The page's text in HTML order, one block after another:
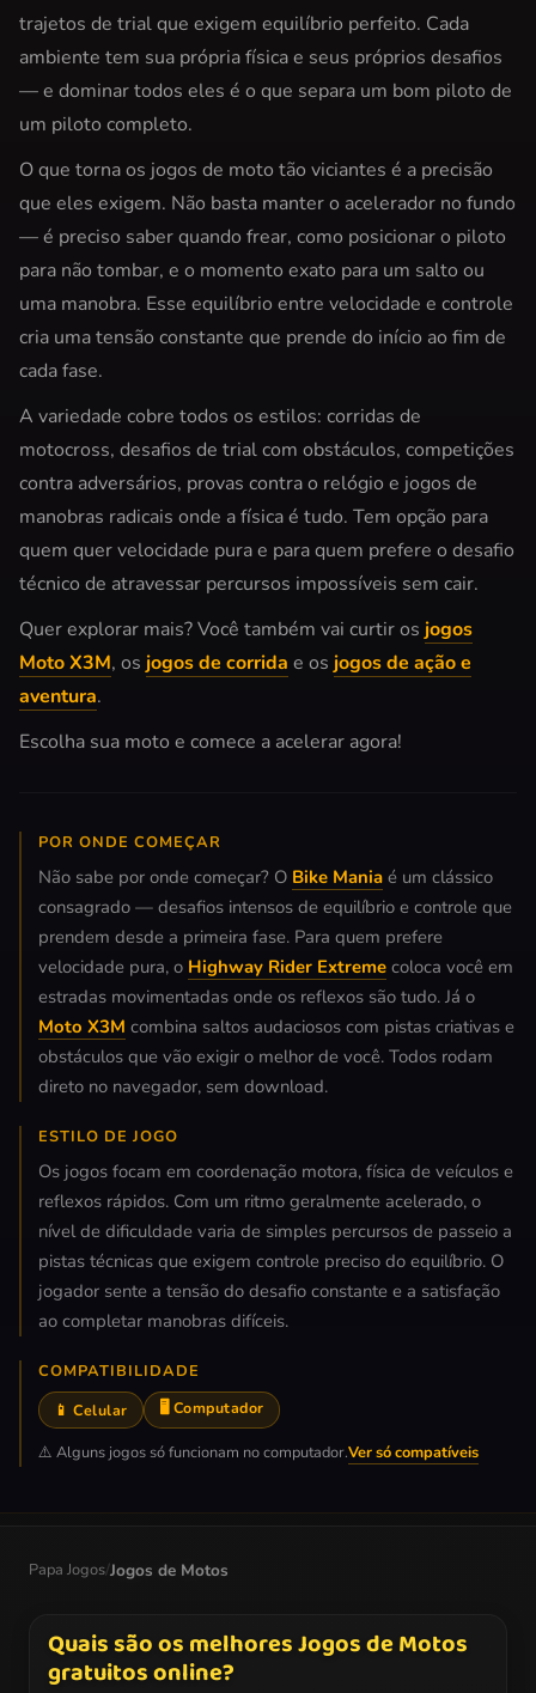
trajetos de trial que exigem equilíbrio perfeito. Cada
ambiente tem sua própria física e seus próprios desafios
— e dominar todos eles é o que separa um bom piloto de
um piloto completo.
O que torna os jogos de moto tão viciantes é a precisão
que eles exigem. Não basta manter o acelerador no fundo
— é preciso saber quando frear, como posicionar o piloto
para não tombar, e o momento exato para um salto ou
uma manobra. Esse equilíbrio entre velocidade e controle
cria uma tensão constante que prende do início ao fim de
cada fase.
A variedade cobre todos os estilos: corridas de
motocross, desafios de trial com obstáculos, competições
contra adversários, provas contra o relógio e jogos de
manobras radicais onde a física é tudo. Tem opção para
quem quer velocidade pura e para quem prefere o desafio
técnico de atravessar percursos impossíveis sem cair.
Quer explorar mais? Você também vai curtir os jogos
Moto X3M, os jogos de corrida e os jogos de ação e
aventura.
Escolha sua moto e comece a acelerar agora!
POR ONDE COMEÇAR
Não sabe por onde começar? O Bike Mania é um clássico
consagrado — desafios intensos de equilíbrio e controle que
prendem desde a primeira fase. Para quem prefere
velocidade pura, o Highway Rider Extreme coloca você em
estradas movimentadas onde os reflexos são tudo. Já o
Moto X3M combina saltos audaciosos com pistas criativas e
obstáculos que vão exigir o melhor de você. Todos rodam
direto no navegador, sem download.
ESTILO DE JOGO
Os jogos focam em coordenação motora, física de veículos e
reflexos rápidos. Com um ritmo geralmente acelerado, o
nível de dificuldade varia de simples percursos de passeio a
pistas técnicas que exigem controle preciso do equilíbrio. O
jogador sente a tensão do desafio constante e a satisfação
ao completar manobras difíceis.
COMPATIBILIDADE
📱 Celular 🖥️ Computador
⚠️ Alguns jogos só funcionam no computador.Ver só compatíveis
Papa Jogos/Jogos de Motos
Quais são os melhores Jogos de Motos
gratuitos online?